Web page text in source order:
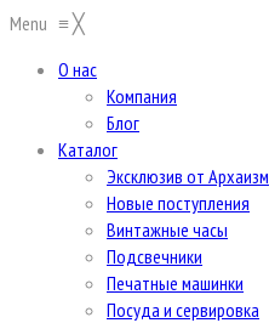
Menu ≡╳
О нас
Компания
Блог
Каталог
Эксклюзив от Архаизм
Новые поступления
Винтажные часы
Подсвечники
Печатные машинки
Посуда и сервировка